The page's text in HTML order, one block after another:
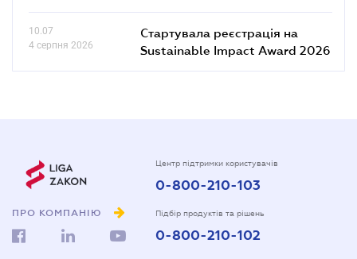
10.07
4 серпня 2026
Стартувала реєстрація на
Sustainable Impact Award 2026
ПРО КОМПАНІЮ
Центр підтримки користувачів
0-800-210-103
Підбір продуктів та рішень
0-800-210-102